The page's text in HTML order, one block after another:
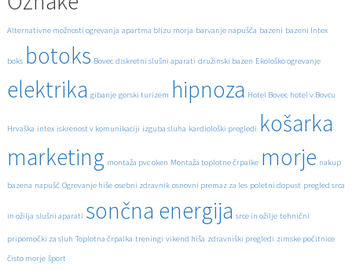
Alternativne možnosti ogrevanja apartma blizu morja barvanje napušča bazeni bazeni Intex
boks botoks Bovec diskretni slušni aparati družinski bazen Ekološko ogrevanje
elektrika gibanje gorski turizem hipnoza Hotel Bovec hotel v Bovcu
Hrvaška intex iskrenost v komunikaciji izguba sluha kardiološki pregledi košarka
marketing montaža pvc oken Montaža toplotne črpalke morje nakup
bazena napušč Ogrevanje hiše osebni zdravnik osnovni premaz za les poletni dopust pregled srca
in ožilja slušni aparati sončna energija srce in ožilje tehnični
pripomočki za sluh Toplotna črpalka treningi vikend hiša zdravniški pregledi zimske počitnice
čisto morje šport